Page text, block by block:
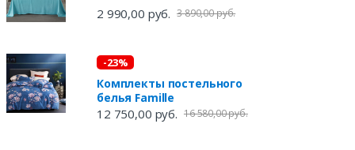
2 990,00 руб. 3 890,00 руб.
-23%
Комплекты постельного
белья Famille
12 750,00 руб. 16 580,00 руб.